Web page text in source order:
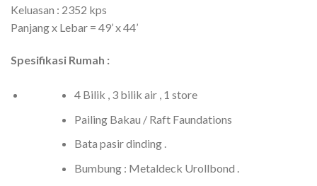
Keluasan : 2352 kps
Panjang x Lebar = 49’ x 44’
Spesifikasi Rumah :
4 Bilik , 3 bilik air , 1 store
Pailing Bakau / Raft Faundations
Bata pasir dinding .
Bumbung : Metaldeck Urollbond .